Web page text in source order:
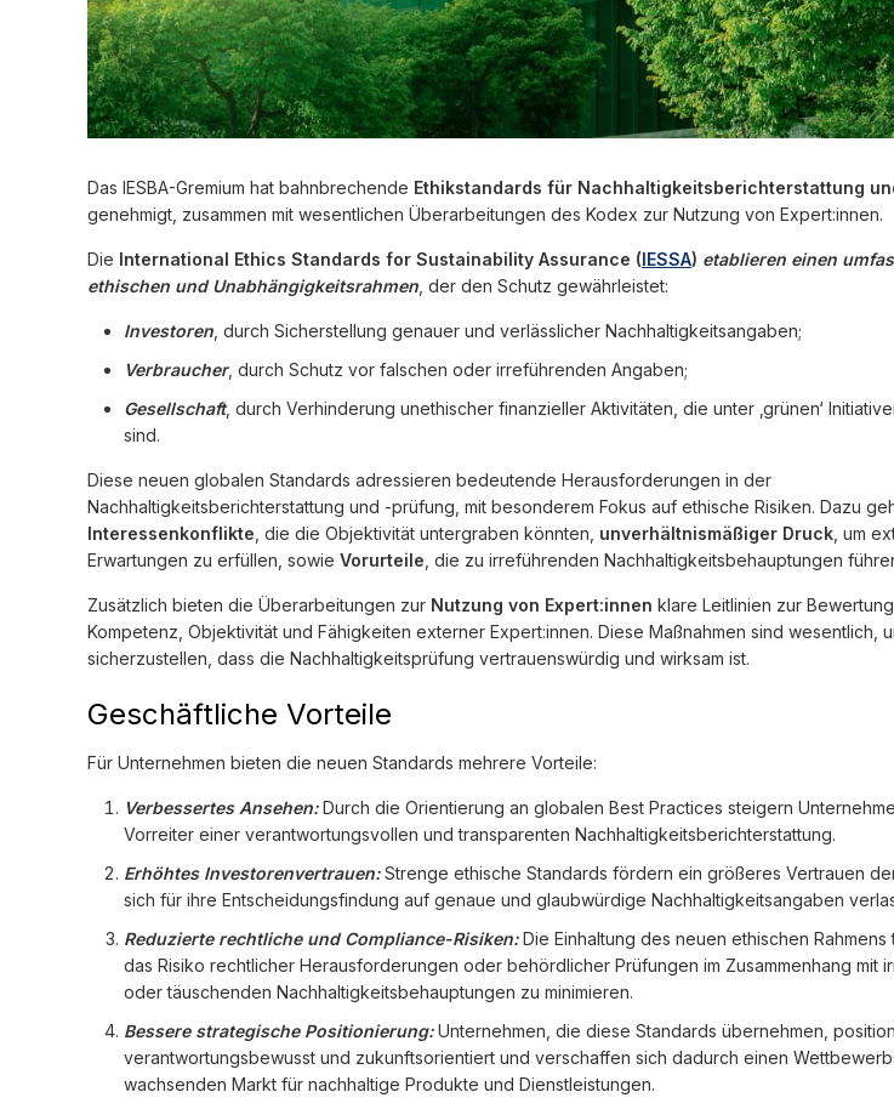
Das IESBA-Gremium hat bahnbrechende Ethikstandards für Nachhaltigkeitsberichterstattung
genehmigt, zusammen mit wesentlichen Überarbeitungen des Kodex zur Nutzung von Expert:innen.
Die International Ethics Standards for Sustainability Assurance (IESSA) etablieren einen
ethischen und Unabhängigkeitsrahmen , der den Schutz gewährleistet:
Investoren , durch Sicherstellung genauer und verlässlicher Nachhaltigkeitsangaben;
Verbraucher, durch Schutz vor falschen oder irreführenden Angaben;
Gesellschaft, durch Verhinderung unethischer finanzieller Aktivitäten, die unter ‚grünen‘
sind.
Diese neuen globalen Standards adressieren bedeutende Herausforderungen in der
Nachhaltigkeitsberichterstattung und -prüfung, mit besonderem Fokus auf ethische Risiken. Dazu
Interessenkonflikte , die die Objektivität untergraben könnten, unverhältnismäßiger Druck , um
Erwartungen zu erfüllen, sowie Vorurteile , die zu irreführenden Nachhaltigkeitsbehauptungen
Zusätzlich bieten die Überarbeitungen zur Nutzung von Expert:innen klare Leitlinien zur
Kompetenz, Objektivität und Fähigkeiten externer Expert:innen. Diese Maßnahmen sind wesentlich,
sicherzustellen, dass die Nachhaltigkeitsprüfung vertrauenswürdig und wirksam ist.
Geschäftliche Vorteile
Für Unternehmen bieten die neuen Standards mehrere Vorteile:
Verbessertes Ansehen:Durch die Orientierung an globalen Best Practices steigern
Vorreiter einer verantwortungsvollen und transparenten Nachhaltigkeitsberichterstattung.
Erhöhtes Investorenvertrauen:Strenge ethische Standards fördern ein größeres Vertrauen
sich für ihre Entscheidungsfindung auf genaue und glaubwürdige Nachhaltigkeitsangaben
Reduzierte rechtliche und Compliance-Risiken:Die Einhaltung des neuen ethischen Rahmens
das Risiko rechtlicher Herausforderungen oder behördlicher Prüfungen im Zusammenhang mit
oder täuschenden Nachhaltigkeitsbehauptungen zu minimieren.
Bessere strategische Positionierung:Unternehmen, die diese Standards übernehmen,
verantwortungsbewusst und zukunftsorientiert und verschaffen sich dadurch einen
wachsenden Markt für nachhaltige Produkte und Dienstleistungen.